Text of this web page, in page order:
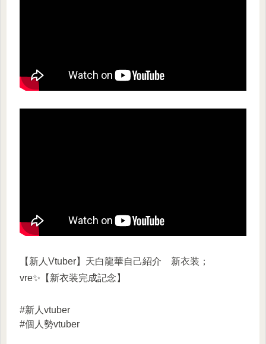
【新人Vtuber】天白龍華自己紹介 新衣装；
vre✨【新衣装完成記念】
#新人vtuber
#個人勢vtuber